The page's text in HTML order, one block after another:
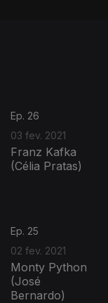
Ep. 26
03 fev. 2021
Franz Kafka
(Célia Pratas)
Ep. 25
02 fev. 2021
Monty Python
(José
Bernardo)